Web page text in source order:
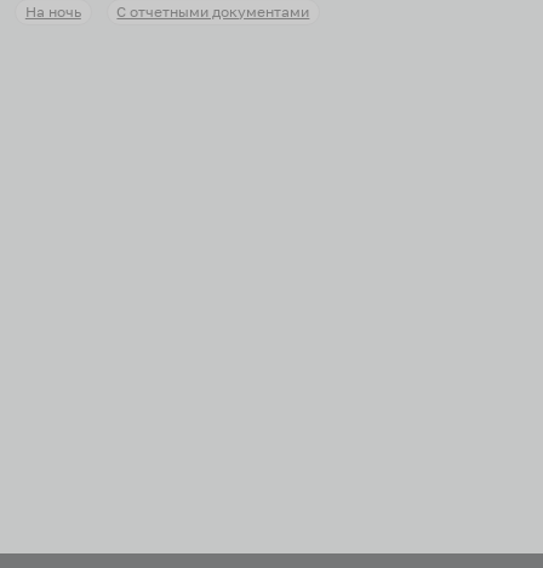
На ночь
С отчетными документами